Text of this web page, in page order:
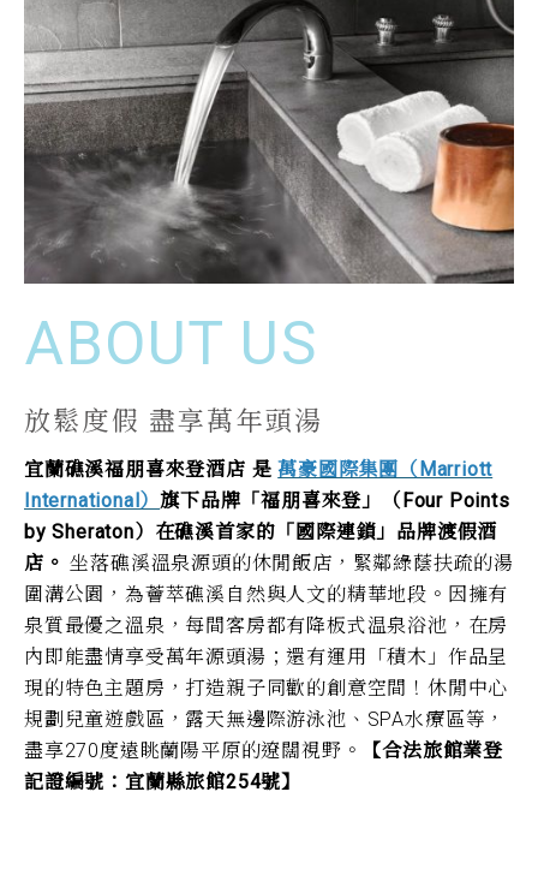
ABOUT US
放鬆度假 盡享萬年頭湯
宜蘭礁溪福朋喜來登酒店 是萬豪國際集團（Marriott
International）旗下品牌「福朋喜來登」（Four Points
by Sheraton）在礁溪首家的「國際連鎖」品牌渡假酒
店。 坐落礁溪溫泉源頭的休閒飯店，緊鄰綠蔭扶疏的湯
圍溝公園，為薈萃礁溪自然與人文的精華地段。因擁有
泉質最優之溫泉，每間客房都有降板式温泉浴池，在房
內即能盡情享受萬年源頭湯；還有運用「積木」作品呈
現的特色主題房，打造親子同歡的創意空間！休閒中心
規劃兒童遊戲區，露天無邊際游泳池、SPA水療區等，
盡享270度遠眺蘭陽平原的遼闊視野。
【合法旅館業登
記證編號：宜蘭縣旅館254號】